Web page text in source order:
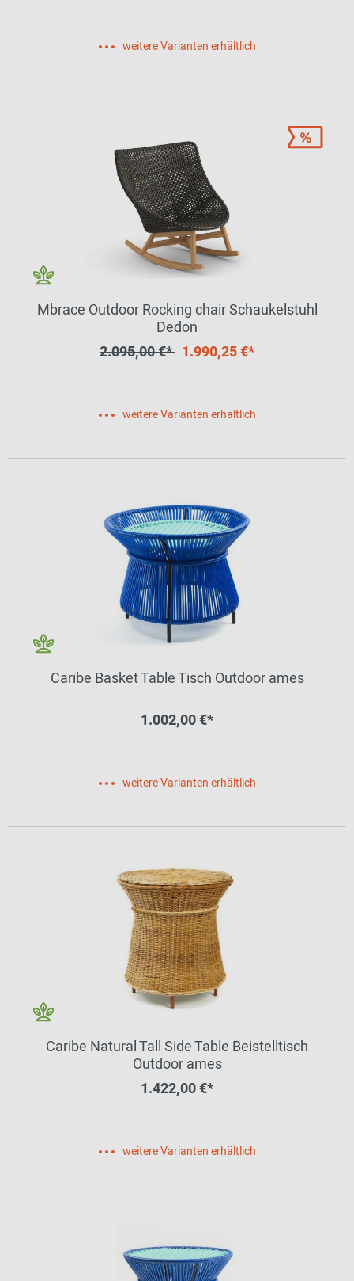
weitere Varianten erhältlich
Mbrace Outdoor Rocking chair Schaukelstuhl
Dedon
2.095,00 €* 1.990,25 €*
weitere Varianten erhältlich
Caribe Basket Table Tisch Outdoor ames
1.002,00 €*
weitere Varianten erhältlich
Caribe Natural Tall Side Table Beistelltisch
Outdoor ames
1.422,00 €*
weitere Varianten erhältlich